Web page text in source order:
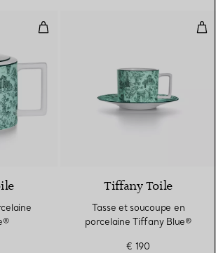
Cafetière en porcelaine Tiffany
Tiffany Toile
Tasse et soucoupe en
porcelaine Tiffany Blue®
€ 190